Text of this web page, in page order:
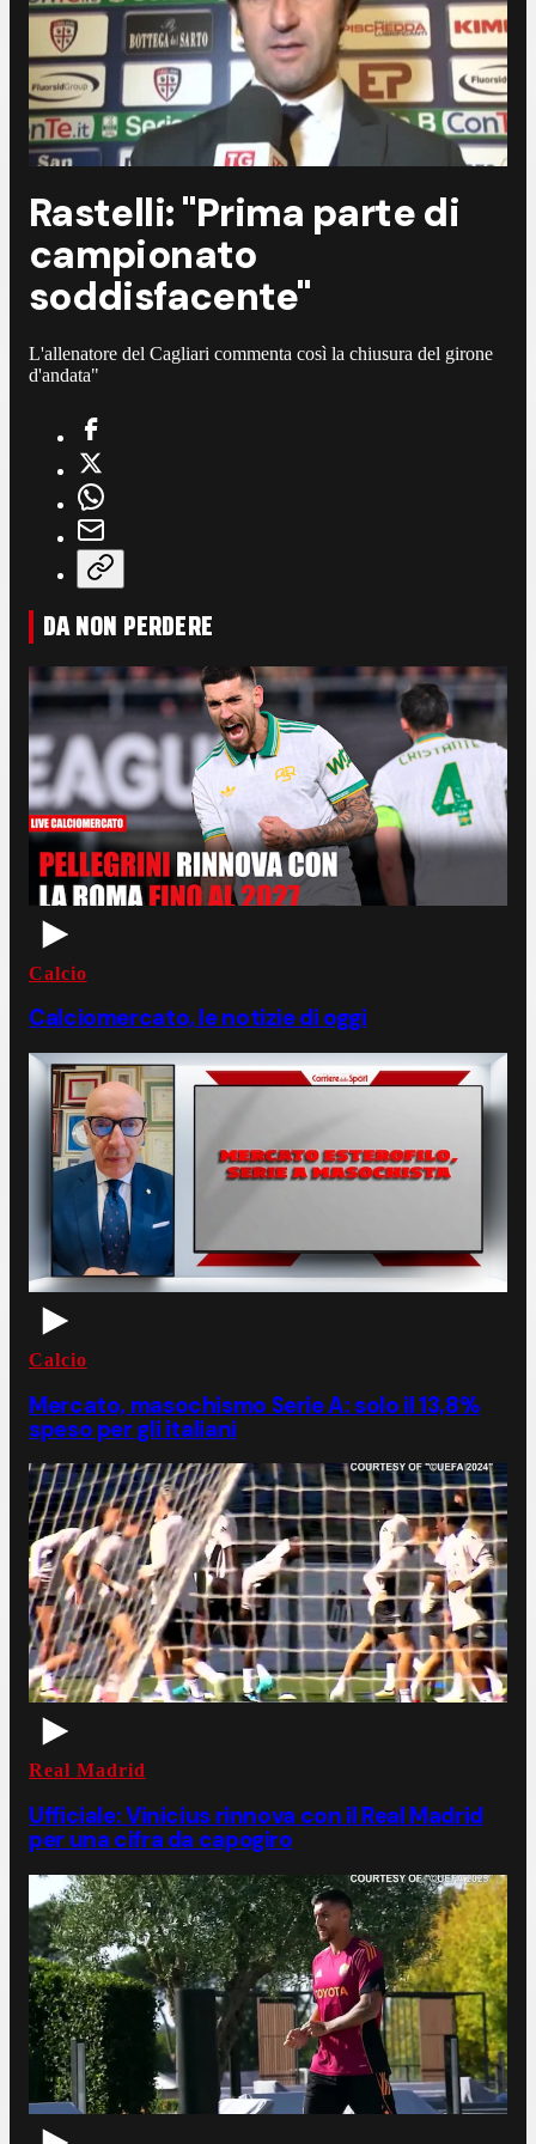
Rastelli: "Prima parte di
campionato
soddisfacente"
L'allenatore del Cagliari commenta così la chiusura del girone
d'andata"
DA NON PERDERE
Calcio
Calciomercato, le notizie di oggi
Calcio
Mercato, masochismo Serie A: solo il 13,8%
speso per gli italiani
Real Madrid
Ufficiale: Vinicius rinnova con il Real Madrid
per una cifra da capogiro